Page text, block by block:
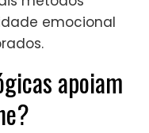
emocional
apoiam